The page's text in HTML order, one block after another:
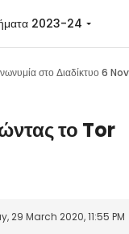
2023-24
το Tor
29 March 2020, 11:55 PM